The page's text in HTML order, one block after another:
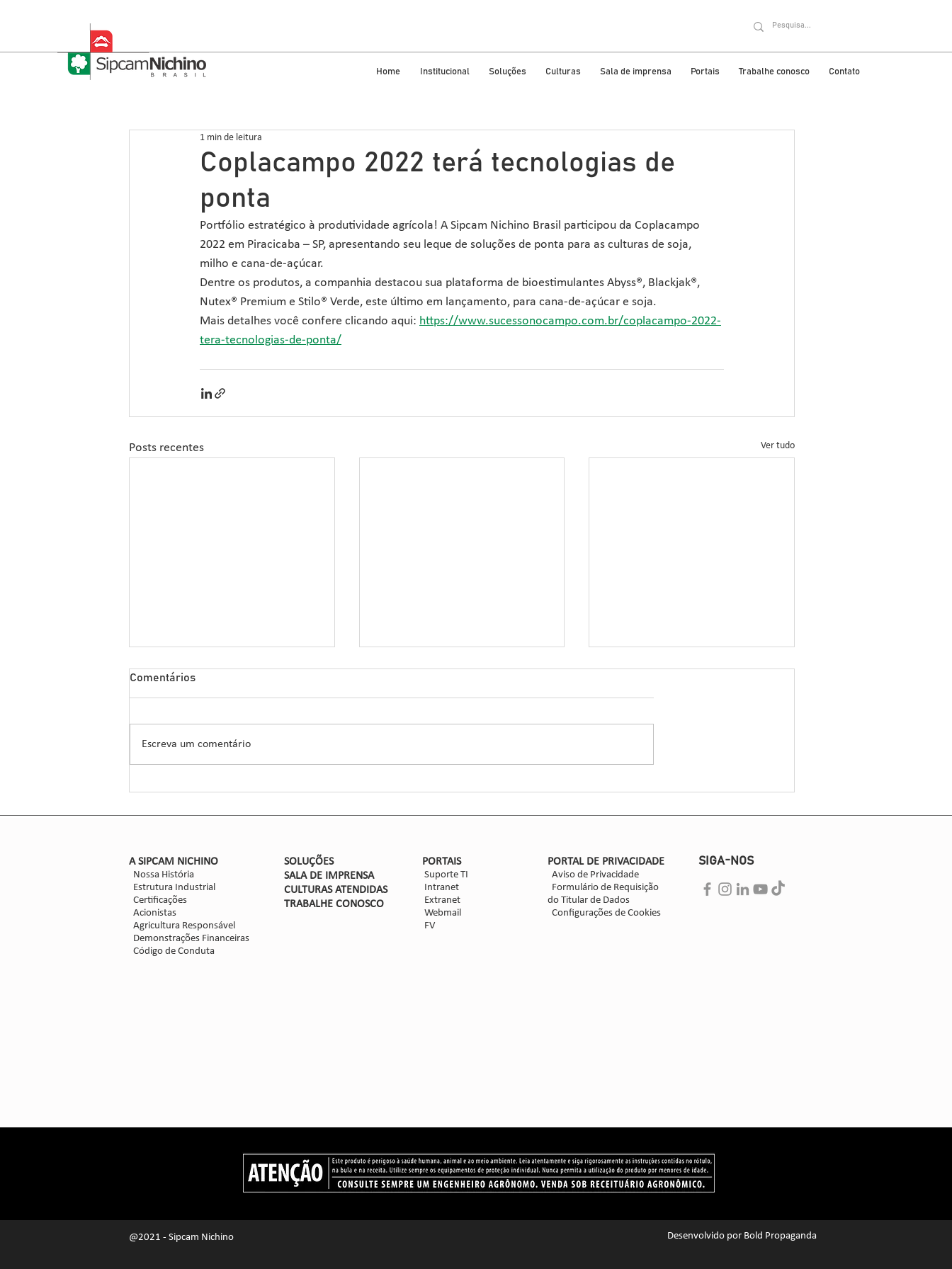
Home Institucional Soluções Culturas Sala de imprensa Portais Trabalhe conosco Contato
Coplacampo 2022 terá tecnologias de
ponta
1 min de leitura
Portfólio estratégico à produtividade agrícola! A Sipcam Nichino Brasil participou da Coplacampo
2022 em Piracicaba – SP, apresentando seu leque de soluções de ponta para as culturas de soja,
milho e cana-de-açúcar.
Dentre os produtos, a companhia destacou sua plataforma de bioestimulantes Abyss®, Blackjak®,
Nutex® Premium e Stilo® Verde, este último em lançamento, para cana-de-açúcar e soja.
Mais detalhes você confere clicando aqui: https://www.sucessonocampo.com.br/coplacampo-2022-
tera-tecnologias-de-ponta/
Posts recentes Ver tudo
Uso de bioestimulantes na
a Sipcam Nichino figura como
patrocinadora do 18º Grande
Sipcam Nichino mostra
14º Congresso Brasileiro do...
‘Conexão Cana’ 2024 Explora
dedicado às inovações tecnológicas
Comentários
Escreva um comentário
​A SIPCAM NICHINO
Nossa História
Estrutura Industrial
Certificações
Acionistas
Agricultura Responsável
Demonstrações Financeiras
Código de Conduta
SOLUÇÕES
SALA DE IMPRENSA
CULTURAS ATENDIDAS
TRABALHE CONOSCO
PORTAIS
Suporte TI
Intranet
Extranet
Webmail
FV
PORTAL DE PRIVACIDADE
Aviso de Privacidade
Formulário de Requisição
do Titular de Dados
Configurações de Cookies
SIGA-NOS
@2021 - Sipcam Nichino Desenvolvido por Bold Propaganda